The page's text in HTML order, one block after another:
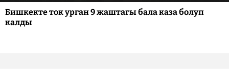
Бишкекте ток урган 9 жаштагы бала каза болуп
калды